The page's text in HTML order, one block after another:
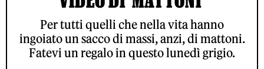
Per tutti quelli che nella vita hanno
ingoiato un sacco di massi, anzi, di mattoni.
Fatevi un regalo in questo lunedì grigio.